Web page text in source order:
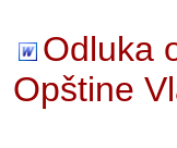
Odluka
Opštine